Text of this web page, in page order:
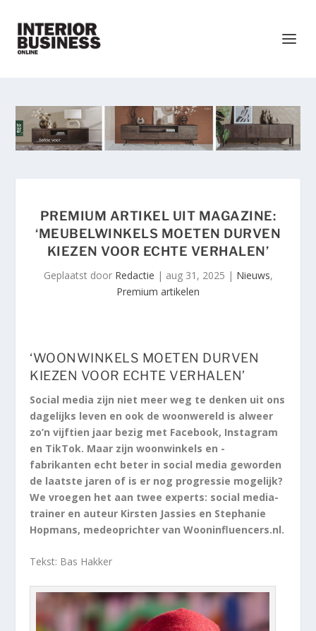
PREMIUM ARTIKEL UIT MAGAZINE:
‘MEUBELWINKELS MOETEN DURVEN
KIEZEN VOOR ECHTE VERHALEN’
Geplaatst door Redactie | aug 31, 2025 | Nieuws,
Premium artikelen
‘WOONWINKELS MOETEN DURVEN
KIEZEN VOOR ECHTE VERHALEN’
Social media zijn niet meer weg te denken uit ons
dagelijks leven en ook de woonwereld is alweer
zo’n vijftien jaar bezig met Facebook, Instagram
en TikTok. Maar zijn woonwinkels en -
fabrikanten echt beter in social media geworden
de laatste jaren of is er nog progressie mogelijk?
We vroegen het aan twee experts: social media-
trainer en auteur Kirsten Jassies en Stephanie
Hopmans, medeoprichter van Wooninfluencers.nl.
Tekst: Bas Hakker